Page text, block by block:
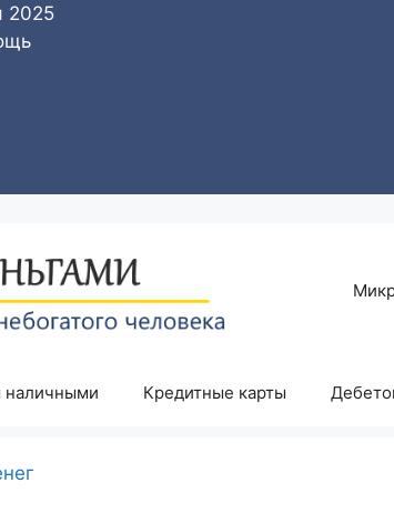
2025
наличными Кредитные карты